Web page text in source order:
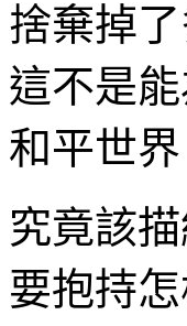
捨棄掉
這不是
和平世界
究竟該
要抱持